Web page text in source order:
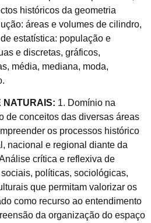
históricos da geometria
áreas e volumes de cilindro,
estatística: população e
e discretas, gráficos,
média, mediana, moda,
NATURAIS: 1. Domínio na
de conceitos das diversas áreas
os processos histórico
nacional e regional diante da
crítica e reflexiva de
políticas, sociológicas,
que permitam valorizar os
como recurso ao entendimento
da organização do espaço